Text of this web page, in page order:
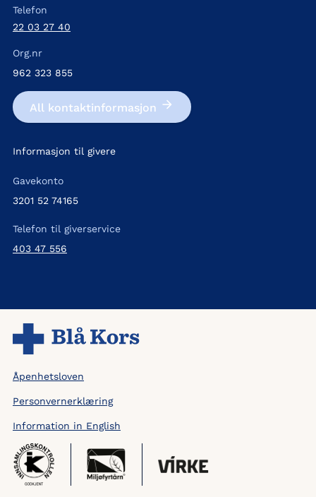
Telefon
22 03 27 40
Org.nr
962 323 855
All kontakt­informasjon
Informasjon til givere
Gavekonto
3201 52 74165
Telefon til giverservice
403 47 556
Åpenhetsloven
Personvernerklæring
Information in English